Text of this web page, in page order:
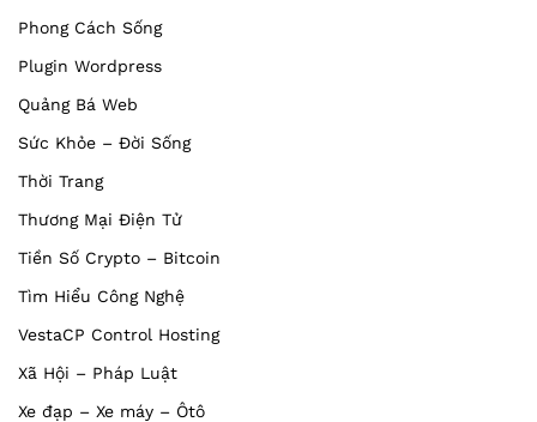
Phong Cách Sống
Plugin Wordpress
Quảng Bá Web
Sức Khỏe – Đời Sống
Thời Trang
Thương Mại Điện Tử
Tiền Số Crypto – Bitcoin
Tìm Hiểu Công Nghệ
VestaCP Control Hosting
Xã Hội – Pháp Luật
Xe đạp – Xe máy – Ôtô